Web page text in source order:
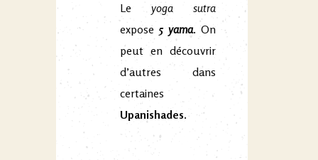
Leyoga sutra
expose 5 yama. On
peut en découvrir
d’autres dans
certaines
Upanishades.